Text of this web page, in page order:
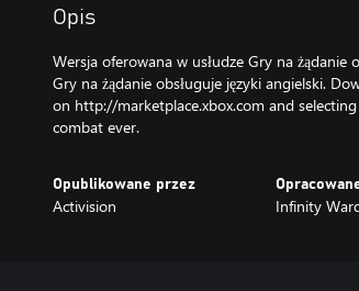
Opis
Wersja oferowana w usłudze Gry na żądanie
Gry na żądanie obsługuje języki angielski.
on http://marketplace.xbox.com and
combat ever.
Opublikowane przez
Activision Infinity